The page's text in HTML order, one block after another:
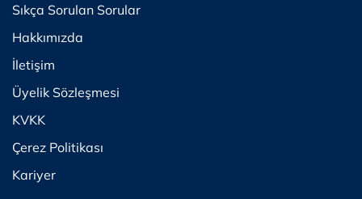
Sıkça Sorulan Sorular
Hakkımızda
İletişim
Üyelik Sözleşmesi
KVKK
Çerez Politikası
Kariyer